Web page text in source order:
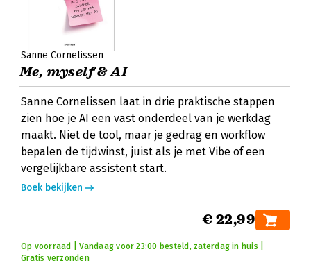
Sanne Cornelissen
Me, myself & AI
Sanne Cornelissen laat in drie praktische stappen
zien hoe je AI een vast onderdeel van je werkdag
maakt. Niet de tool, maar je gedrag en workflow
bepalen de tijdwinst, juist als je met Vibe of een
vergelijkbare assistent start.
Boek bekijken
€ 22,99
Op voorraad | Vandaag voor 23:00 besteld, zaterdag in huis |
Gratis verzonden